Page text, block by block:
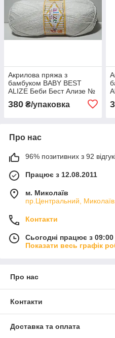
Акрилова пряжа з
бамбуком BABY BEST
ALIZE Беби Бест Ализе №
380 ₴/упаковка
Про нас
96% позитивних з 92
Працює з 12.08.2011
м. Миколаїв
пр.Центральний,
Контакти
Сьогодні працює з
Показати весь графік
Про нас
Контакти
Доставка та оплата